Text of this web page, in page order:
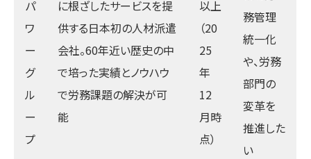
パ
ワ
ー
グ
ル
ー
プ
に根ざしたサービスを提
供する日本初の人材派遣
会社。60年近い歴史の中
で培った実績とノウハウ
で労務課題の解決が可
能
以上
（20
25
年
12
月時
点）
務管理
統一化
や、労務
部門の
変革を
推進した
い